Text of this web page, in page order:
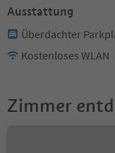
Ausstattung
Überdachter
Kostenloses WLAN
Zimmer